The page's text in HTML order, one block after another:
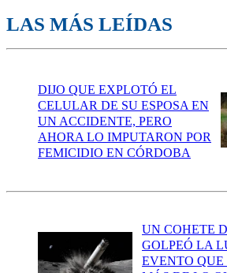
LAS MÁS LEÍDAS
DIJO QUE EXPLOTÓ EL
CELULAR DE SU ESPOSA EN
UN ACCIDENTE, PERO
AHORA LO IMPUTARON POR
FEMICIDIO EN CÓRDOBA
UN COHETE
GOLPEÓ LA
EVENTO QUE